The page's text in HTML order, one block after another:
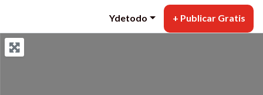
Ydetodo + Publicar Gratis